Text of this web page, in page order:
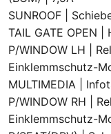
SUNROOF |
TAIL GATE OPEN
P/WINDOW LH |
Einklemmschutz-
MULTIMEDIA |
P/WINDOW RH |
Einklemmschutz-